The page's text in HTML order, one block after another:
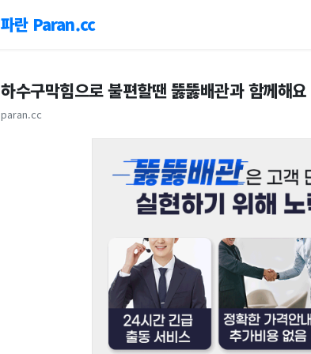
파란 Paran.cc
하수구막힘으로 불편할땐 뚫뚫배관과 함께해
paran.cc